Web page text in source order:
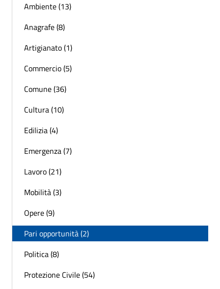
Ambiente (13)
Anagrafe (8)
Artigianato (1)
Commercio (5)
Comune (36)
Cultura (10)
Edilizia (4)
Emergenza (7)
Lavoro (21)
Mobilità (3)
Opere (9)
Pari opportunità (2)
Politica (8)
Protezione Civile (54)